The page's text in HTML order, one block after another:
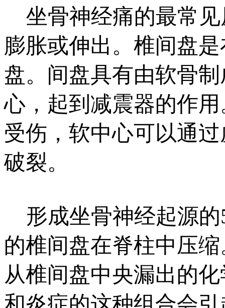
坐骨神经痛的最常见
膨胀或伸出。椎间盘
盘。间盘具有由软骨
心，起到减震器的作
受伤，软中心可以通
破裂。
形成坐骨神经起源的
的椎间盘在脊柱中压
从椎间盘中央漏出的